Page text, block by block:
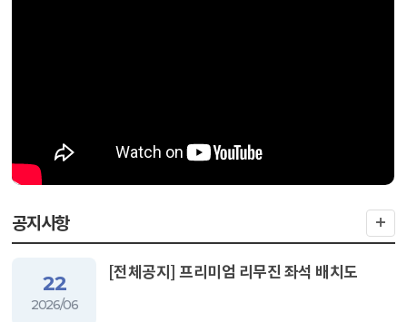
공지사항
22
2026/06
[전체공지] 프리미엄 리무진 좌석 배치도